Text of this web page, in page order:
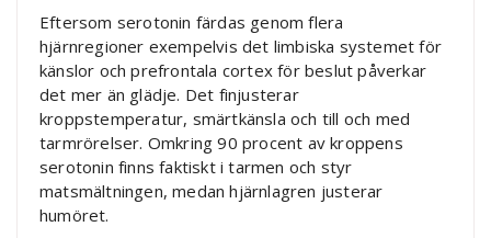
Eftersom serotonin färdas genom flera
hjärnregioner exempelvis det limbiska systemet för
känslor och prefrontala cortex för beslut påverkar
det mer än glädje. Det finjusterar
kroppstemperatur, smärtkänsla och till och med
tarmrörelser. Omkring 90 procent av kroppens
serotonin finns faktiskt i tarmen och styr
matsmältningen, medan hjärnlagren justerar
humöret.